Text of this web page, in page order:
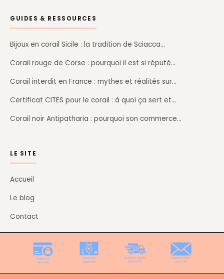
GUIDES & RESSOURCES
Bijoux en corail Sicile : la tradition de Sciacca…
Corail rouge de Corse : pourquoi il est si réputé…
Corail interdit en France : mythes et réalités sur…
Certificat CITES pour le corail : à quoi ça sert et…
Corail noir Antipatharia : pourquoi son commerce…
LE SITE
Accueil
Le blog
Contact